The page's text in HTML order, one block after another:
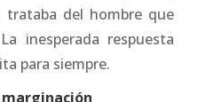
trataba del hombre que
inesperada respuesta
para siempre.